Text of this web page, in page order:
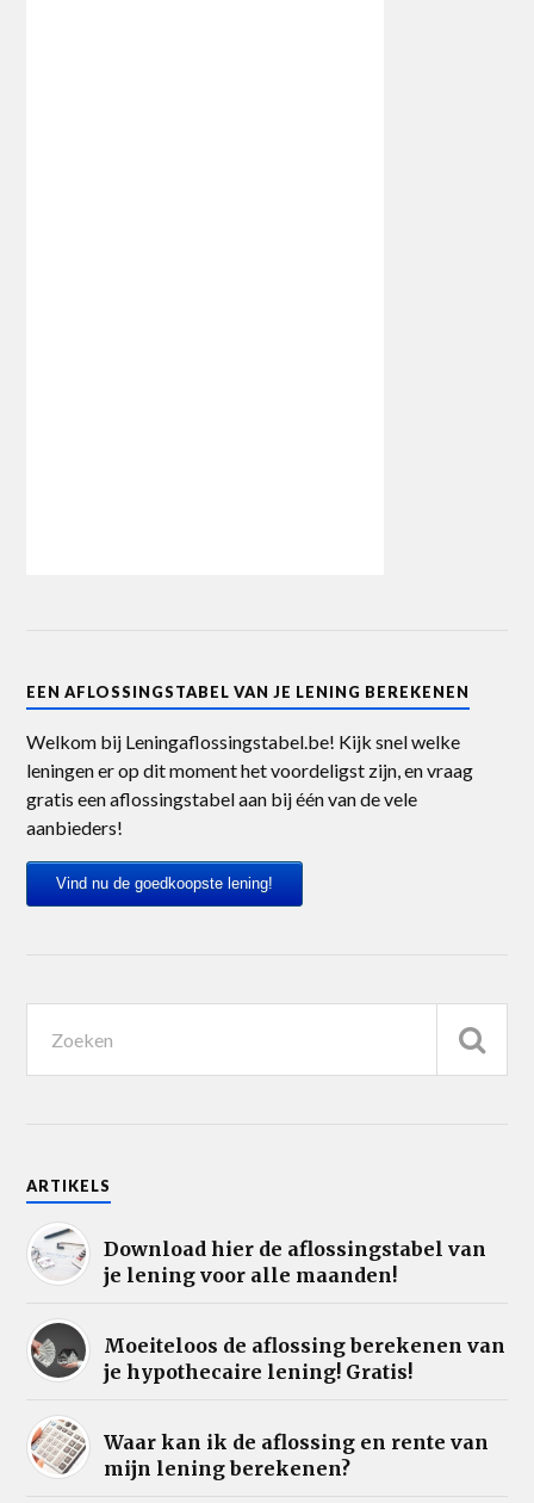
EEN AFLOSSINGSTABEL VAN JE LENING BEREKENEN
Welkom bij Leningaflossingstabel.be! Kijk snel welke
leningen er op dit moment het voordeligst zijn, en vraag
gratis een aflossingstabel aan bij één van de vele
aanbieders!
Vind nu de goedkoopste lening!
ARTIKELS
Download hier de aflossingstabel van
je lening voor alle maanden!
Moeiteloos de aflossing berekenen van
je hypothecaire lening! Gratis!
Waar kan ik de aflossing en rente van
mijn lening berekenen?